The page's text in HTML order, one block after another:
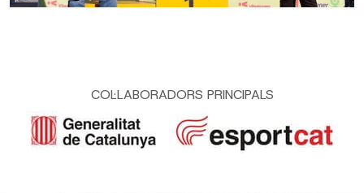
COL·LABORADORS PRINCIPALS